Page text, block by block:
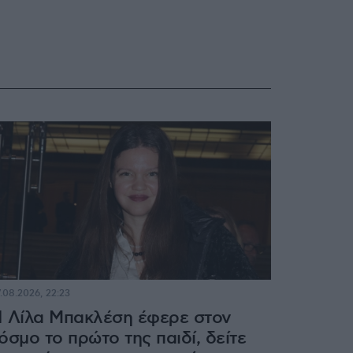
Λίλα Μπακλέση έφερε στον
το πρώτο της παιδί, δείτε
22:23